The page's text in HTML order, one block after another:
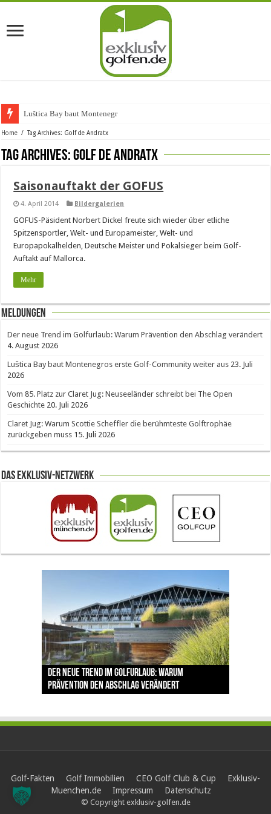
Luštica Bay baut Montenegros e
Home / Tag Archives: Golf de Andratx
Tag Archives:Golf de Andratx
Saisonauftakt der GOFUS
4. April 2014 Bildergalerien
GOFUS-Päsident Norbert Dickel freute sich wieder über etliche
Spitzensportler, Welt- und Europameister, Welt- und
Europapokalhelden, Deutsche Meister und Pokalsieger beim Golf-
Auftakt auf Mallorca.
Mehr
Meldungen
Der neue Trend im Golfurlaub: Warum Prävention den Abschlag verändert
4. August 2026
Luštica Bay baut Montenegros erste Golf-Community weiter aus 23. Juli
2026
Vom 85. Platz zur Claret Jug: Neuseeländer schreibt bei The Open
Geschichte 20. Juli 2026
Claret Jug: Warum Scottie Scheffler die berühmteste Golftrophäe
zurückgeben muss 15. Juli 2026
Das Exklusiv-Netzwerk
Der neue Trend im Golfurlaub: Warum
Prävention den Abschlag verändert
Luštica Bay baut Montenegros erste Golf-
Community weiter aus
Vom 85. Platz zur Claret Jug: Neuseeländer
schreibt bei The Open Geschichte
Claret Jug: Warum Scottie Scheffler die
berühmteste Golftrophäe zurückgeben muss
The Open 2026 in Royal Birkdale: Warum der
traditionsreiche Linksplatz zu den größten
Herausforderungen im Golfsport zählt
Golf-Fakten Golf Immobilien CEO Golf Club & Cup
Exklusiv-
Muenchen.de
Impressum Datenschutz
© Copyright exklusiv-golfen.de